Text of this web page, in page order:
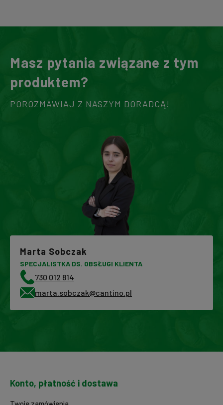
Masz pytania związane z tym
produktem?
POROZMAWIAJ Z NASZYM DORADCĄ!
Marta Sobczak
SPECJALISTKA DS. OBSŁUGI KLIENTA
730 012 814
marta.sobczak@cantino.pl
Konto, płatność i dostawa